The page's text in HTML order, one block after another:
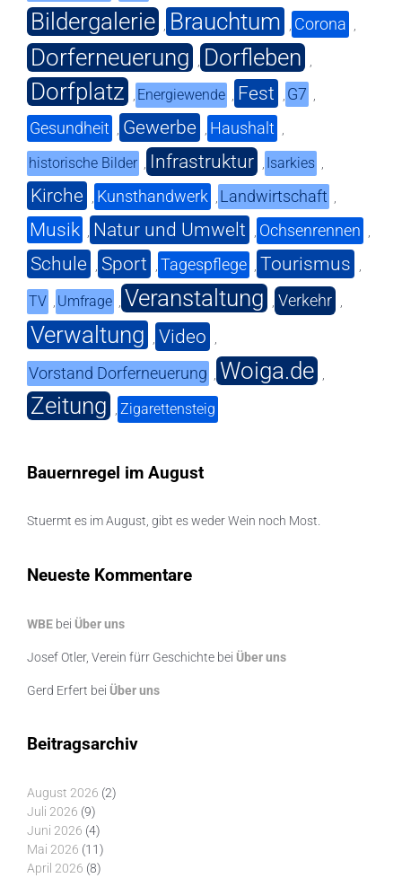
Bildergalerie , Brauchtum , Corona ,
Dorferneuerung , Dorfleben ,
Dorfplatz , Energiewende , Fest , G7 ,
Gesundheit , Gewerbe , Haushalt ,
historische Bilder , Infrastruktur , Isarkies ,
Kirche , Kunsthandwerk , Landwirtschaft ,
Musik , Natur und Umwelt , Ochsenrennen ,
Schule , Sport , Tagespflege , Tourismus ,
TV , Umfrage , Veranstaltung , Verkehr ,
Verwaltung , Video ,
Vorstand Dorferneuerung , Woiga.de ,
Zeitung , Zigarettensteig
Bauernregel im August
Stuermt es im August, gibt es weder Wein noch Most.
Neueste Kommentare
WBE bei Über uns
Josef Otler, Verein fürr Geschichte bei Über uns
Gerd Erfert bei Über uns
Beitragsarchiv
August 2026 (2)
Juli 2026 (9)
Juni 2026 (4)
Mai 2026 (11)
April 2026 (8)